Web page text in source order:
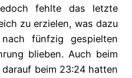
fehlte das letzte
zu erzielen, was dazu
fünfzig gespielten
blieben. Auch beim
beim 23:24 hatten